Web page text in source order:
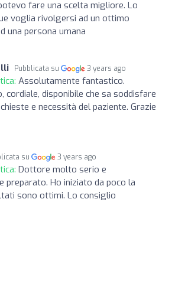
fare una scelta migliore. Lo
voglia rivolgersi ad un ottimo
una persona umana
Pubblicata su 3 years ago
Assolutamente fantastico.
cordiale, disponibile che sa soddisfare
e necessità del paziente. Grazie
su 3 years ago
Dottore molto serio e
preparato. Ho iniziato da poco la
sono ottimi. Lo consiglio